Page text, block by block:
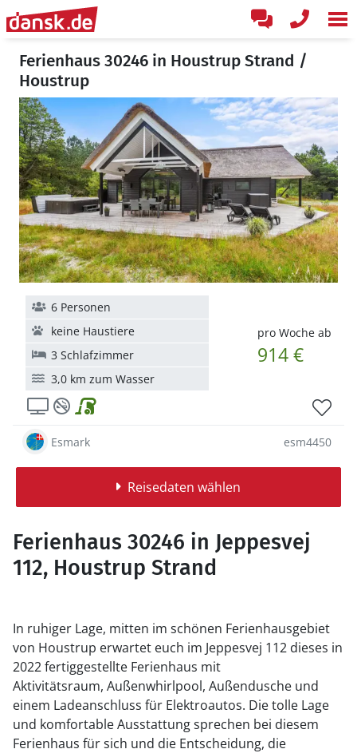
Ferienhaus 30246 in Houstrup Strand /
Houstrup
pro Woche ab
914 €
6 Personen
keine Haustiere
3 Schlafzimmer
3,0 km zum Wasser
Esmark esm4450
Reisedaten wählen
Ferienhaus 30246 in Jeppesvej
112, Houstrup Strand
In ruhiger Lage, mitten im schönen Ferienhausgebiet
von Houstrup erwartet euch im Jeppesvej 112 dieses in
2022 fertiggestellte Ferienhaus mit
Aktivitätsraum, Außenwhirlpool, Außendusche und
einem Ladeanschluss für Elektroautos. Die tolle Lage
und komfortable Ausstattung sprechen bei diesem
Ferienhaus für sich und die Entscheidung, die